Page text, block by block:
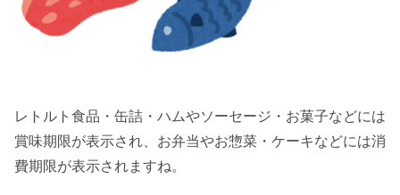
レトルト食品・缶詰・ハムやソーセージ・お菓子などには
賞味期限が表示され、お弁当やお惣菜・ケーキなどには消
費期限が表示されますね。